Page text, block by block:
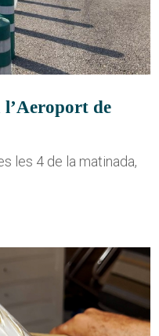
de
les 4 de la matinada,